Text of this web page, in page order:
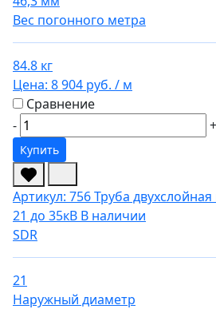
Вес погонного метра
84.8 кг
Цена: 8 904 руб. / м
Сравнение
-
+
Купить
Артикул: 756Труба
21 до 35кВ В наличии
SDR
21
Наружный диаметр